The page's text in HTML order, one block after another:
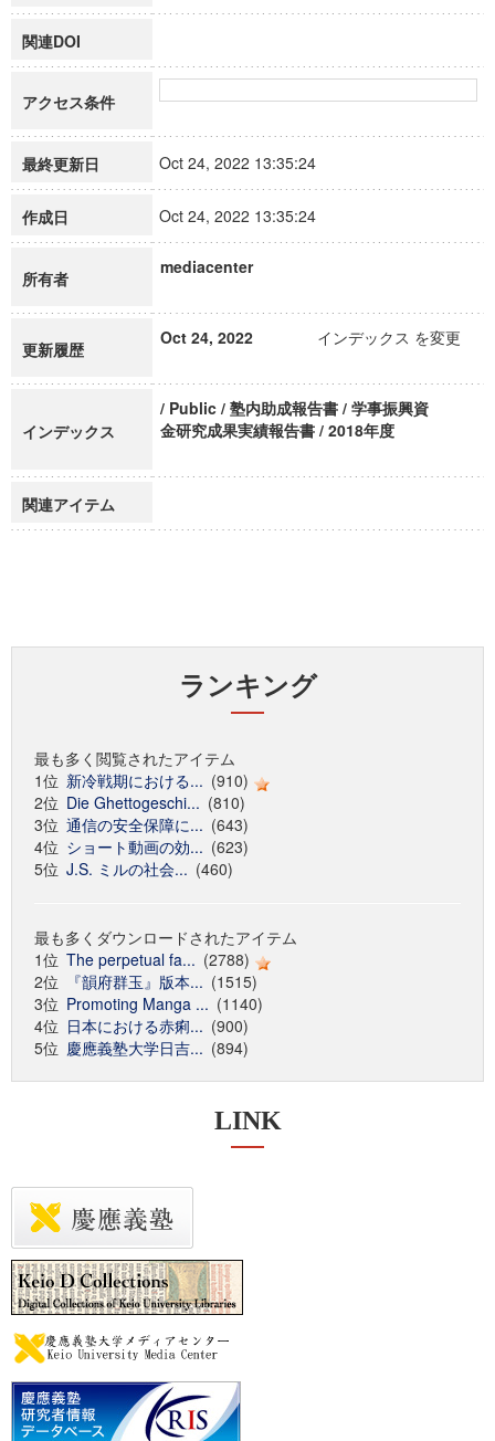
関連DOI
アクセス条件
最終更新日 Oct 24, 2022 13:35:24
作成日 Oct 24, 2022 13:35:24
所有者
mediacenter
更新履歴
Oct 24, 2022 インデックス を変更
インデックス
/ Public / 塾内助成報告書 / 学事振興資
金研究成果実績報告書 / 2018年度
関連アイテム
ランキング
最も多く閲覧されたアイテム
1位 新冷戦期における... (910)
2位 Die Ghettogeschi... (810)
3位 通信の安全保障に... (643)
4位 ショート動画の効... (623)
5位 J.S. ミルの社会... (460)
最も多くダウンロードされたアイテム
1位 The perpetual fa... (2788)
2位
『韻府群玉』版本... (1515)
3位 Promoting Manga ... (1140)
4位 日本における赤痢... (900)
5位 慶應義塾大学日吉... (894)
LINK